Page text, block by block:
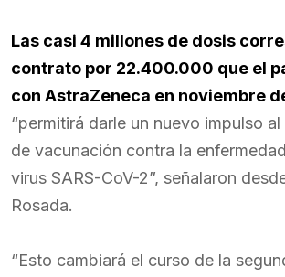
Las casi 4 millones de dosis
contrato por 22.400.000 que el
con AstraZeneca en noviembre
“permitirá darle un nuevo impulso
de vacunación contra la
virus SARS-CoV-2”, señalaron
Rosada.
“Esto cambiará el curso de la